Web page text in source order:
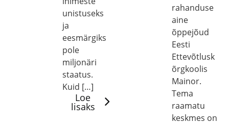
unistuseks
ja
eesmärgiks
pole
miljonäri
staatus.
Kuid […]
Loe
lisaks
rahanduse
aine
õppejõud
Eesti
Ettevõtlusk
õrgkoolis
Mainor.
Tema
raamatu
keskmes on